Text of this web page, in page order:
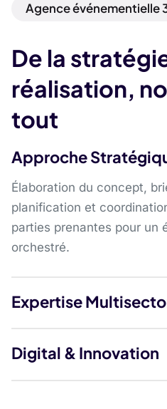
Agence événementielle
De la
réalisation,
tout
Approche
Élaboration du concept,
planification et
parties prenantes pour un
orchestré.
Expertise
Digital & Innovation